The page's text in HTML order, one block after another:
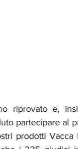
riprovato e,
partecipare al
prodotti